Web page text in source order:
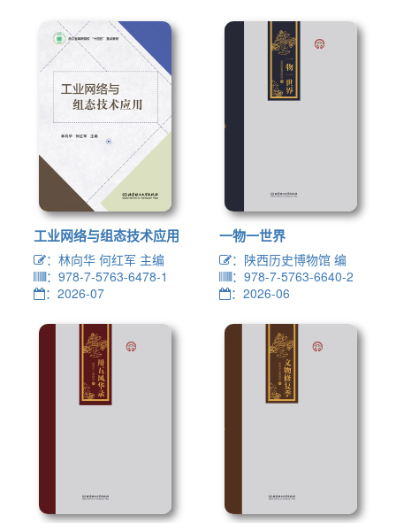
工业网络与组态技术应用
：林向华 何红军 主编
：978-7-5763-6478-1
：2026-07
一物一世界
：陕西历史博物馆 编
：978-7-5763-6640-2
：2026-06